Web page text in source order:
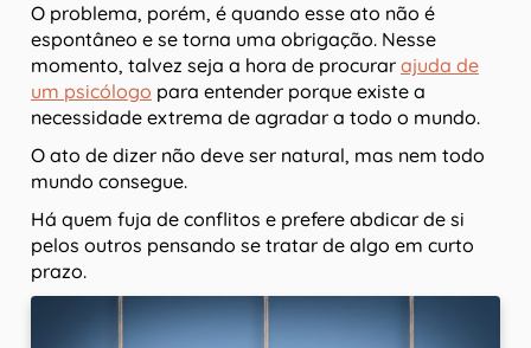
O problema, porém, é quando esse ato não é
espontâneo e se torna uma obrigação. Nesse
momento, talvez seja a hora de procurar ajuda de
um psicólogo para entender porque existe a
necessidade extrema de agradar a todo o mundo.
O ato de dizer não deve ser natural, mas nem todo
mundo consegue.
Há quem fuja de conflitos e prefere abdicar de si
pelos outros pensando se tratar de algo em curto
prazo.